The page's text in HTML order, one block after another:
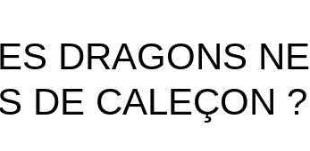
DRAGONS NE
DE CALEÇON ?